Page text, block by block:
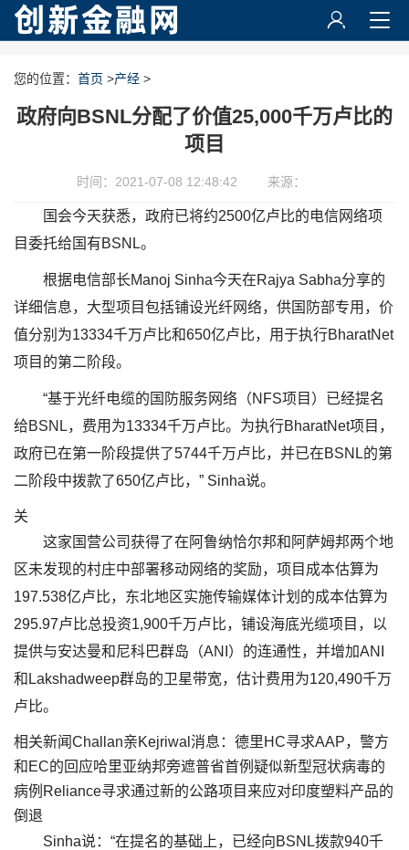
您的位置： 首页 >产经 >
政府向BSNL分配了价值25,000千万卢比的
项目
时间：2021-07-08 12:48:42 来源：
国会今天获悉，政府已将约2500亿卢比的电信网络项
目委托给国有BSNL。
根据电信部长Manoj Sinha今天在Rajya Sabha分享的
详细信息，大型项目包括铺设光纤网络，供国防部专用，价
值分别为13334千万卢比和650亿卢比，用于执行BharatNet
项目的第二阶段。
“基于光纤电缆的国防服务网络（NFS项目）已经提名
给BSNL，费用为13334千万卢比。为执行BharatNet项目，
政府已在第一阶段提供了5744千万卢比，并已在BSNL的第
二阶段中拨款了650亿卢比，” Sinha说。
关
这家国营公司获得了在阿鲁纳恰尔邦和阿萨姆邦两个地
区未发现的村庄中部署移动网络的奖励，项目成本估算为
197.538亿卢比，东北地区实施传输媒体计划的成本估算为
295.97卢比总投资1,900千万卢比，铺设海底光缆项目，以
提供与安达曼和尼科巴群岛（ANI）的连通性，并增加ANI
和Lakshadweep群岛的卫星带宽，估计费用为120,490千万
卢比。
相关新闻Challan亲Kejriwal消息：德里HC寻求AAP，警方
和EC的回应哈里亚纳邦旁遮普省首例疑似新型冠状病毒的
病例Reliance寻求通过新的公路项目来应对印度塑料产品的
倒退
Sinha说：“在提名的基础上，已经向BSNL拨款940千